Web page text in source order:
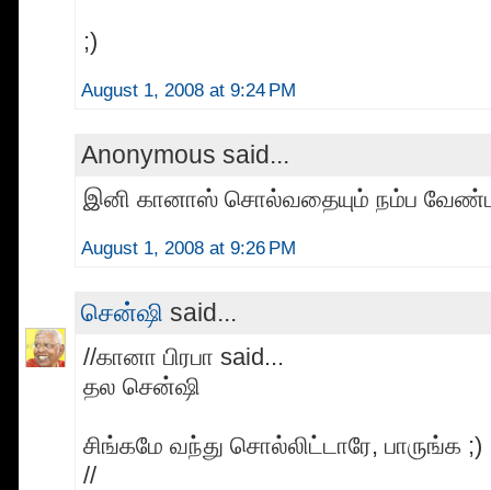
;)
August 1, 2008 at 9:24 PM
Anonymous said...
இனி கானாஸ் சொல்வதையும் நம்ப
August 1, 2008 at 9:26 PM
சென்ஷி said...
//கானா பிரபா said...
தல சென்ஷி
சிங்கமே வந்து சொல்லிட்டாரே, பாருங்க ;)
//